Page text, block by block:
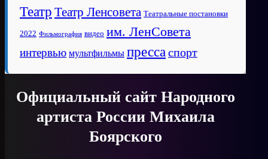
Театр Театр Ленсовета Театральные постановки
2022 Фильмография видео им. ЛенСовета
интервью мультфильмы прессаспорт
Официальный сайт Народного
артиста России Михаила
Боярского